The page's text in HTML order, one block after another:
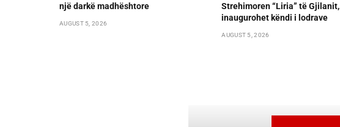
një darkë madhështore
AUGUST 5, 2026
Strehimoren “Liria” të Gjilanit,
inaugurohet këndi i lodrave
AUGUST 5, 2026